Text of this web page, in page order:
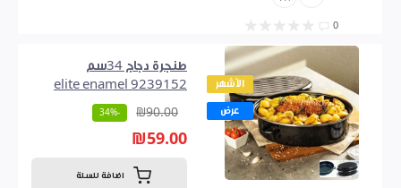
0
الأشهر
عرض
طنجرة دجاج 34سم
9239152 elite enamel
₪90.00
-34%
₪59.00
اضافة للسلة